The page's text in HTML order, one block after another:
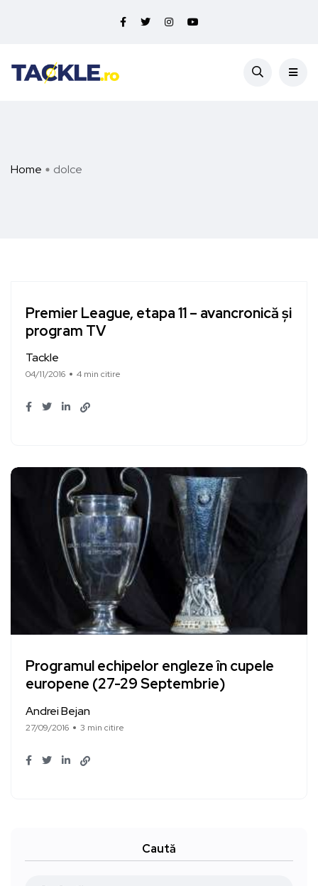
Home dolce
Premier League, etapa 11 – avancronică și
program TV
Tackle
04/11/2016 4 min citire
Programul echipelor engleze în cupele
europene (27-29 Septembrie)
Andrei Bejan
27/09/2016 3 min citire
Caută